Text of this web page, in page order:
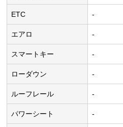
ETC -
エアロ -
スマートキー -
ローダウン -
ルーフレール -
パワーシート -